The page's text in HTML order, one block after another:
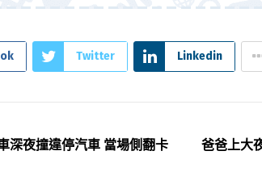
Twitter Linkedin
深夜撞違停汽車 當場側翻卡
爸爸上大